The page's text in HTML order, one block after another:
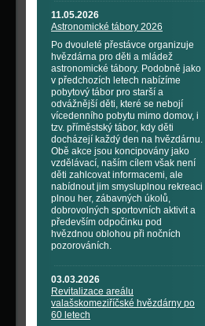
11.05.2026
Astronomické tábory 2026
Po dvouleté přestávce organizuje
hvězdárna pro děti a mládež
astronomické tábory. Podobně jako
v předchozích letech nabízíme
pobytový tábor pro starší a
odvážnější děti, které se nebojí
vícedenního pobytu mimo domov, i
tzv. příměstský tábor, kdy děti
docházejí každý den na hvězdárnu.
Obě akce jsou koncipovány jako
vzdělávací, naším cílem však není
děti zahlcovat informacemi, ale
nabídnout jim smysluplnou rekreaci
plnou her, zábavných úkolů,
dobrovolných sportovních aktivit a
především odpočinku pod
hvězdnou oblohou při nočních
pozorováních.
03.03.2026
Revitalizace areálu
valašskomeziříčské hvězdárny po
60 letech